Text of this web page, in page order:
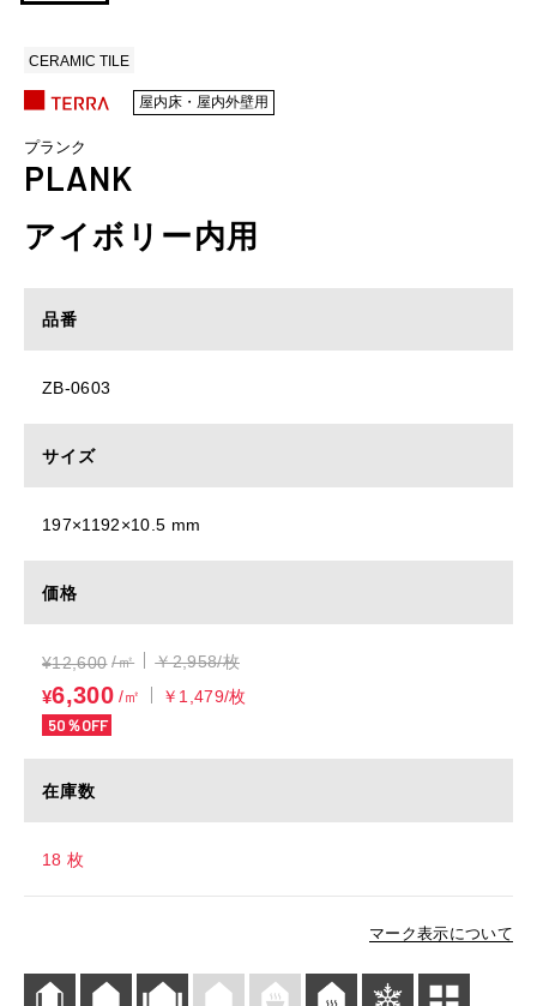
CERAMIC TILE
屋内床・屋内外壁用
プランク
PLANK
アイボリー内用
品番
ZB-0603
サイズ
197×1192×10.5 mm
価格
¥12,600 /㎡ ￥2,958/枚
¥6,300 /㎡
￥1,479/枚
50％OFF
在庫数
18 枚
マーク表示について